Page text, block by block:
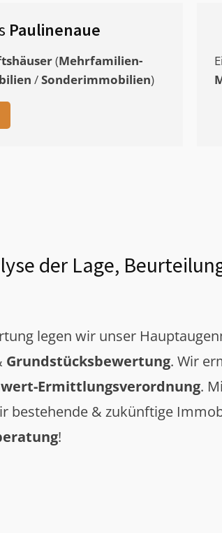
Paulinenaue
(Mehrfamilien-
/Sonderimmobilien)
der Lage,
legen wir unser
Grundstücksbewertung. Wir
Ermittlungsverordnung.
bestehende & zukünftige
!